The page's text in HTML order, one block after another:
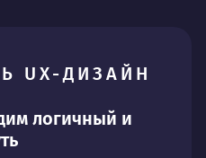
UX-ДИЗАЙН
логичный и